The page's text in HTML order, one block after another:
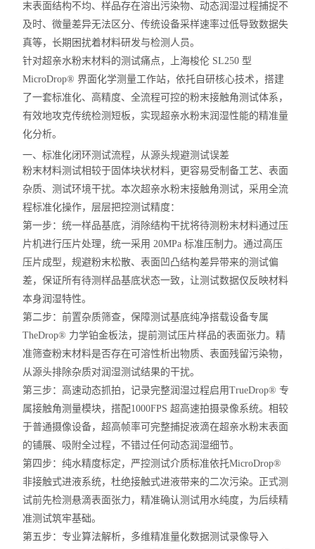
TOF相机（Time of Flight）
末表面结构不均、样品存在溶出污染物、动态润湿过程捕捉不
及时、微量差异无法区分、传统设备采样速率过低导致数据失
真等，长期困扰着材料研发与检测人员。
针对超亲水粉末材料的测试痛点，
上海梭伦 SL250 型
MicroDrop® 界面化学测量工作站，依托自研核心技术，搭建
了一套标准化、高精度、全流程可控的粉末接触角测试体系，
有效地攻克传统检测短板，实现超亲水粉末润湿性能的精准量
化分析。
一、标准化闭环测试流程，从源头规避测试误差
粉末材料测试相较于固体块状材料，更容易受制备工艺、表面
杂质、测试环境干扰。本次超亲水粉末接触角测试，采用全流
程标准化操作，层层把控测试精度：
第一步：统一样品基底，消除结构干扰将待测粉末材料通过压
片机进行压片处理，统一采用 20MPa 标准压制力。通过高压
压片成型，规避粉末松散、表面凹凸结构差异带来的测试偏
差，保证所有待测样品基底状态一致，让测试数据仅反映材料
本身润湿特性。
第二步：前置杂质筛查，保障测试基底纯净搭载设备专属
TheDrop® 力学铂金板法 ，提前测试压片样品的表面张力。精
准筛查粉末材料是否存在可溶性析出物质、表面残留污染物，
从源头排除杂质对润湿测试结果的干扰。
第三步：高速动态抓拍，记录完整润湿过程启用TrueDrop® 专
属接触角测量模块，搭配1000FPS 超高速拍摄录像系统。相较
于普通摄像设备，超高帧率可完整捕捉液滴在超亲水粉末表面
的铺展、吸附全过程，不错过任何动态润湿细节。
第四步：纯水精度标定，严控测试介质标准依托MicroDrop®
非接触式进液系统，杜绝接触式进液带来的二次污染。正式测
试前先检测悬滴表面张力，精准确认测试用水纯度，为后续精
准测试筑牢基础。
第五步：专业算法解析，多维精准量化数据测试录像导入